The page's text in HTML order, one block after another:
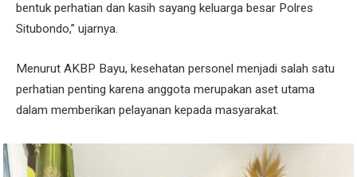
bentuk perhatian dan kasih sayang keluarga besar Polres
Situbondo,” ujarnya.
Menurut AKBP Bayu, kesehatan personel menjadi salah satu
perhatian penting karena anggota merupakan aset utama
dalam memberikan pelayanan kepada masyarakat.